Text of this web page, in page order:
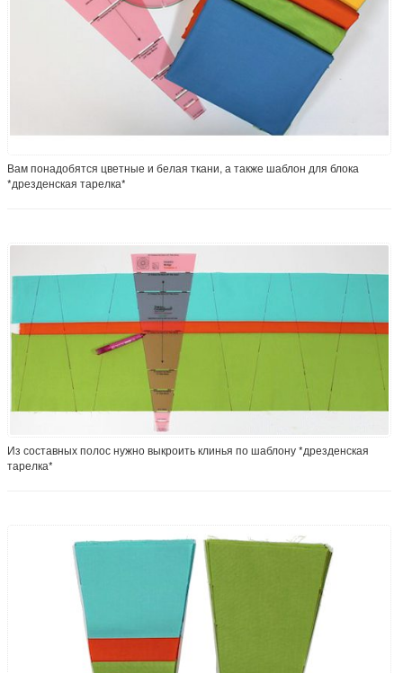
Вам понадобятся цветные и белая ткани, а также шаблон для блока
*дрезденская тарелка*
Из составных полос нужно выкроить клинья по шаблону *дрезденская
тарелка*